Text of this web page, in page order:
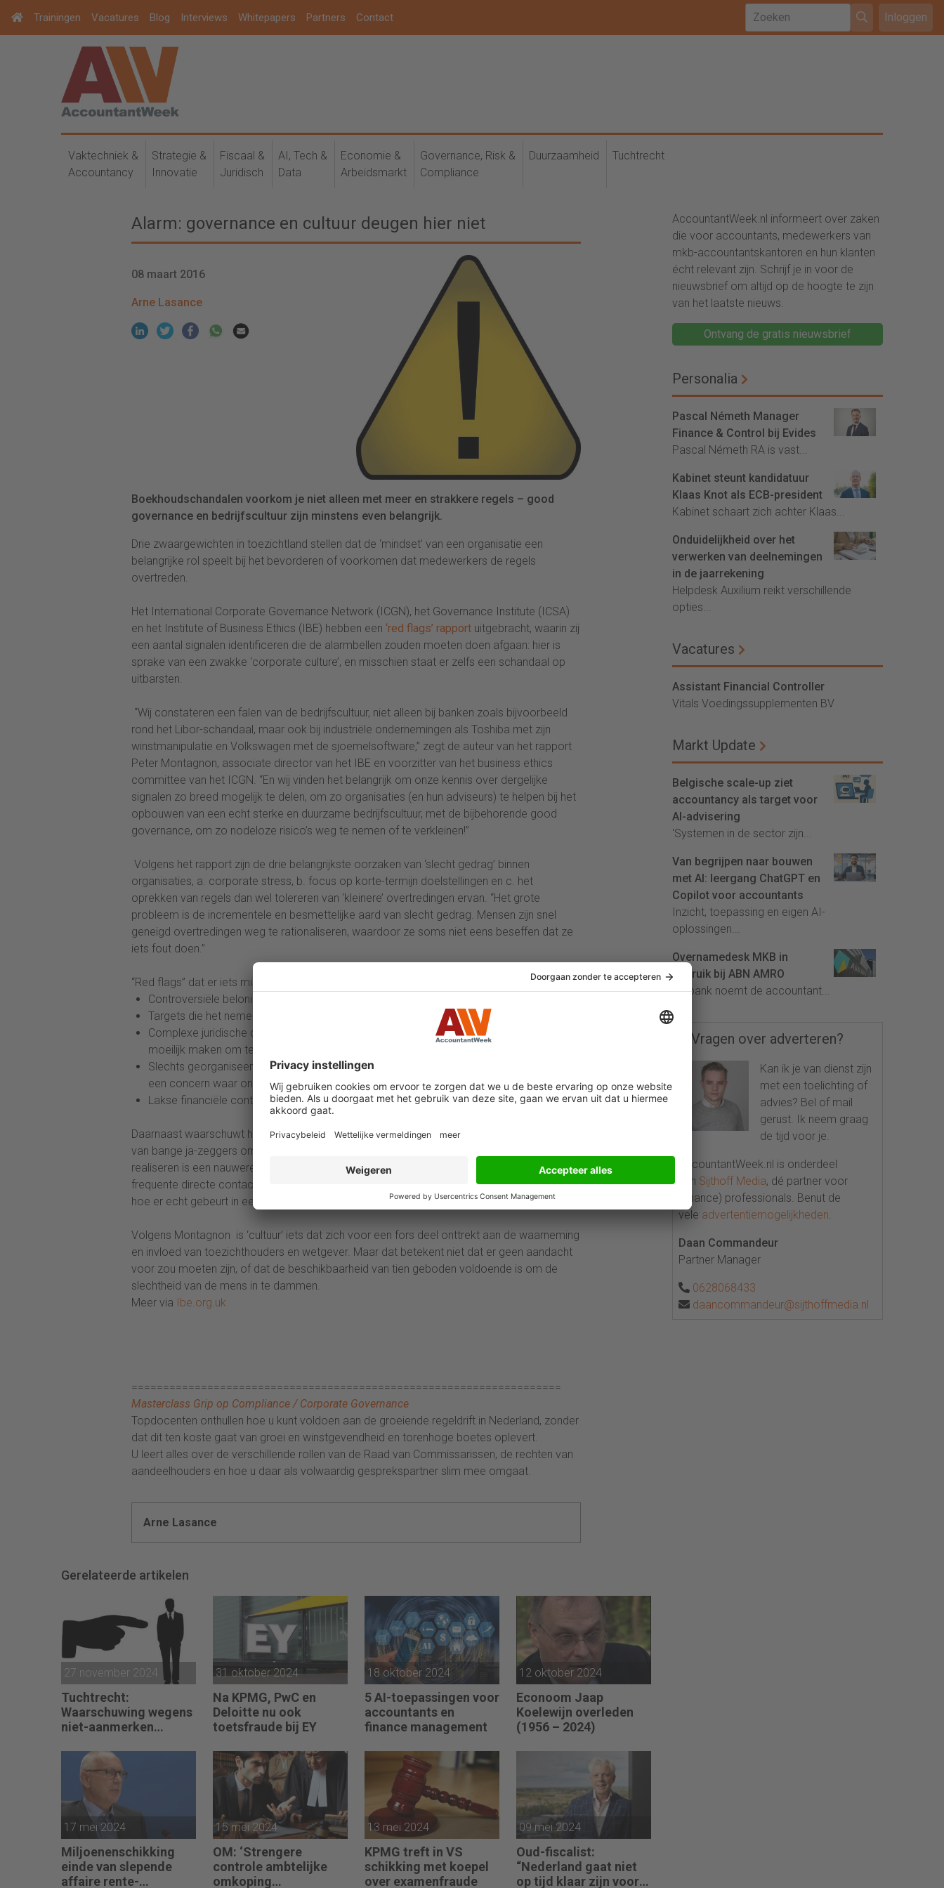
Trainingen Vacatures Blog Interviews Whitepapers Partners Contact Inloggen
Vaktechniek &
Accountancy
Strategie &
Innovatie
Fiscaal &
Juridisch
AI, Tech &
Data
Economie &
Arbeidsmarkt
Governance, Risk &
Compliance
Duurzaamheid Tuchtrecht
Alarm: governance en cultuur deugen hier niet
08 maart 2016
Arne Lasance
Boekhoudschandalen voorkom je niet alleen met meer en strakkere regels – good
governance en bedrijfscultuur zijn minstens even belangrijk.
Drie zwaargewichten in toezichtland stellen dat de ‘mindset’ van een organisatie een
belangrijke rol speelt bij het bevorderen of voorkomen dat medewerkers de regels
overtreden.
Het International Corporate Governance Network (ICGN), het Governance Institute (ICSA)
en het Institute of Business Ethics (IBE) hebben een ‘red flags’ rapport uitgebracht, waarin zij
een aantal signalen identificeren die de alarmbellen zouden moeten doen afgaan: hier is
sprake van een zwakke ‘corporate culture’, en misschien staat er zelfs een schandaal op
uitbarsten.
“Wij constateren een falen van de bedrijfscultuur, niet alleen bij banken zoals bijvoorbeeld
rond het Libor-schandaal, maar ook bij industriële ondernemingen als Toshiba met zijn
winstmanipulatie en Volkswagen met de sjoemelsoftware,” zegt de auteur van het rapport
Peter Montagnon, associate director van het IBE en voorzitter van het business ethics
committee van het ICGN. “En wij vinden het belangrijk om onze kennis over dergelijke
signalen zo breed mogelijk te delen, om zo organisaties (en hun adviseurs) te helpen bij het
opbouwen van een echt sterke en duurzame bedrijfscultuur, met de bijbehorende good
governance, om zo nodeloze risico’s weg te nemen of te verkleinen!”
Volgens het rapport zijn de drie belangrijkste oorzaken van ‘slecht gedrag’ binnen
organisaties, a. corporate stress, b. focus op korte-termijn doelstellingen en c. het
oprekken van regels dan wel tolereren van ‘kleinere’ overtredingen ervan. “Het grote
probleem is de incrementele en besmettelijke aard van slecht gedrag. Mensen zijn snel
geneigd overtredingen weg te rationaliseren, waardoor ze soms niet eens beseffen dat ze
iets fout doen.”
“Red flags” dat er iets mis is in een organisatie zijn bijvoorbeeld:
Controversiële beloningsafspraken
Targets die het nemen van risico’s bevorderen
Complexe juridische constructies die de organisatie voor zowel Board als accountant
moeilijk maken om te doorgronden wat zich precies afspeelt
Slechts georganiseerde fusies of overnames die resulteren in hoeken en gaten binnen
een concern waar ongezien onduidelijke dingen gebeuren
Lakse financiële controls, zoals bij de Libor-casus.
Daarnaast waarschuwt het rapport voor dominante ‘autocratische’ leiders, die een coterie
van bange ja-zeggers om zich heen verzamelen. Een van de menieren om verbetering te
realiseren is een nauwere betrokkenheid van de Board bij de werkvloer, bijvoorbeeld door
frequente directe contacten met “first line supervisors” die als geen ander weten wat en
hoe er echt gebeurt in een organisatie.
Volgens Montagnon is ‘cultuur’ iets dat zich voor een fors deel onttrekt aan de waarneming
en invloed van toezichthouders en wetgever. Maar dat betekent niet dat er geen aandacht
voor zou moeten zijn, of dat de beschikbaarheid van tien geboden voldoende is om de
slechtheid van de mens in te dammen.
Meer via Ibe.org.uk
====================================================================
Masterclass Grip op Compliance / Corporate Governance
Topdocenten onthullen hoe u kunt voldoen aan de groeiende regeldrift in Nederland, zonder
dat dit ten koste gaat van groei en winstgevendheid en torenhoge boetes oplevert.
U leert alles over de verschillende rollen van de Raad van Commissarissen, de rechten van
aandeelhouders en hoe u daar als volwaardig gesprekspartner slim mee omgaat.
Arne Lasance
Gerelateerde artikelen
27 november 2024
Tuchtrecht:
Waarschuwing wegens
niet-aanmerken
‘significante
aangelegenheid’
31 oktober 2024
Na KPMG, PwC en
Deloitte nu ook
toetsfraude bij EY
18 oktober 2024
5 AI-toepassingen voor
accountants en
finance management
12 oktober 2024
Econoom Jaap
Koelewijn overleden
(1956 – 2024)
17 mei 2024
Miljoenenschikking
einde van slepende
affaire rente-
15 mei 2024
OM: ‘Strengere
controle ambtelijke
omkoping
13 mei 2024
KPMG treft in VS
schikking met koepel
over examenfraude
09 mei 2024
Oud-fiscalist:
“Nederland gaat niet
op tijd klaar zijn voor
AccountantWeek.nl informeert over zaken
die voor accountants, medewerkers van
mkb-accountantskantoren en hun klanten
écht relevant zijn. Schrijf je in voor de
nieuwsbrief om altijd op de hoogte te zijn
van het laatste nieuws.
Ontvang de gratis nieuwsbrief
Personalia
Pascal Németh Manager
Finance & Control bij Evides
Pascal Németh RA is vast...
Kabinet steunt kandidatuur
Klaas Knot als ECB-president
Kabinet schaart zich achter Klaas...
Onduidelijkheid over het
verwerken van deelnemingen
in de jaarrekening
Helpdesk Auxilium reikt verschillende
opties...
Vacatures
Assistant Financial Controller
Vitals Voedingssupplementen BV
Markt Update
Belgische scale-up ziet
accountancy als target voor
AI-advisering
'Systemen in de sector zijn...
Van begrijpen naar bouwen
met AI: leergang ChatGPT en
Copilot voor accountants
Inzicht, toepassing en eigen AI-
oplossingen...
Overnamedesk MKB in
gebruik bij ABN AMRO
De bank noemt de accountant...
Vragen over adverteren?
Kan ik je van dienst zijn
met een toelichting of
advies? Bel of mail
gerust. Ik neem graag
de tijd voor je.
AccountantWeek.nl is onderdeel
van Sijthoff Media, dé partner voor
(finance) professionals. Benut de
vele advertentiemogelijkheden.
Daan Commandeur
Partner Manager
0628068433
daancommandeur@sijthoffmedia.nl